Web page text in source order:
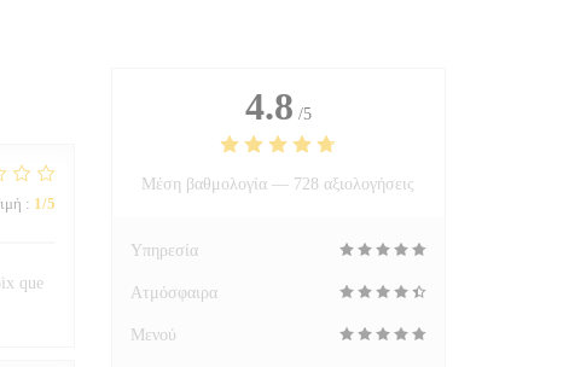
: 1/5
que
4.8 /5
Μέση βαθμολογία — 728 αξιολογήσεις
Υπηρεσία
Ατμόσφαιρα
Μενού